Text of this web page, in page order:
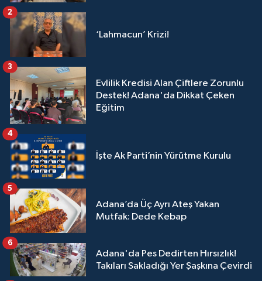
‘Lahmacun’ Krizi!
2
Evlilik Kredisi Alan Çiftlere Zorunlu
Destek! Adana'da Dikkat Çeken
Eğitim
3
İşte Ak Parti’nin Yürütme Kurulu
4
Adana’da Üç Ayrı Ateş Yakan
Mutfak: Dede Kebap
5
Adana'da Pes Dedirten Hırsızlık!
Takıları Sakladığı Yer Şaşkına Çevirdi
6